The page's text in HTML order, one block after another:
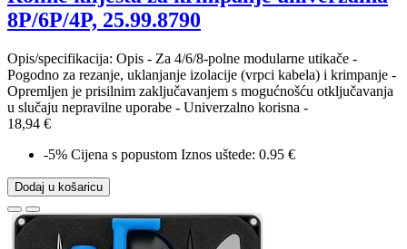
8P/6P/4P, 25.99.8790
Opis/specifikacija: Opis - Za 4/6/8-polne modularne utikače -
Pogodno za rezanje, uklanjanje izolacije (vrpci kabela) i krimpanje -
Opremljen je prisilnim zaključavanjem s mogućnošću otključavanja
u slučaju nepravilne uporabe - Univerzalno korisna -
18,94 €
-5% Cijena s popustom Iznos uštede: 0.95 €
Dodaj u košaricu